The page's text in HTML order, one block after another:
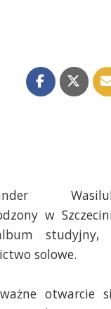
w
studyjny,
solowe.
otwarcie